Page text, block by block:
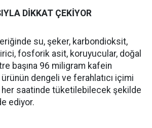
DİKKAT ÇEKİYOR
su, şeker, karbondioksit,
fosforik asit, koruyucular, doğal
başına 96 miligram kafein
dengeli ve ferahlatıcı içimi
saatinde tüketilebilecek şekilde
ediyor.